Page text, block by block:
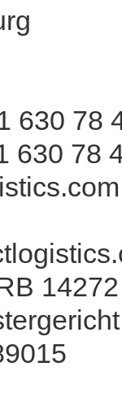
630 78
630 78
14272